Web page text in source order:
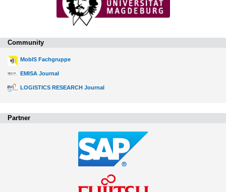
Community
MobIS Fachgruppe
EMISA Journal
LOGISTICS RESEARCH Journal
Partner